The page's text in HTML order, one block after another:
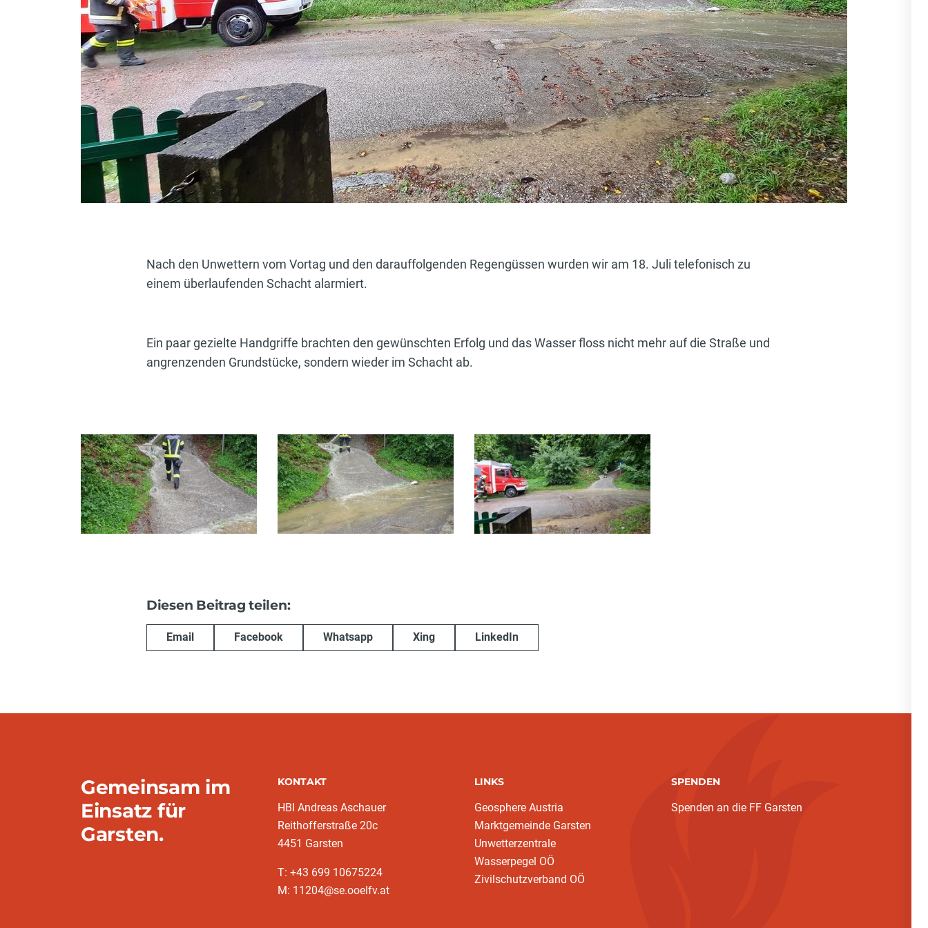
Nach den Unwettern vom Vortag und den darauffolgenden Regengüssen wurden wir am 18. Juli telefonisch zu
einem überlaufenden Schacht alarmiert.
Ein paar gezielte Handgriffe brachten den gewünschten Erfolg und das Wasser floss nicht mehr auf die Straße und
angrenzenden Grundstücke, sondern wieder im Schacht ab.
Diesen Beitrag teilen:
Email Facebook Whatsapp Xing LinkedIn
Gemeinsam im
Einsatz für
Garsten.
KONTAKT
HBI Andreas Aschauer
Reithofferstraße 20c
4451 Garsten
T: ‭+43 699 10675224‬
M: 11204@se.ooelfv.at
LINKS
Geosphere Austria
Marktgemeinde Garsten
Unwetterzentrale
Wasserpegel OÖ
Zivilschutzverband OÖ
SPENDEN
Spenden an die FF Garsten